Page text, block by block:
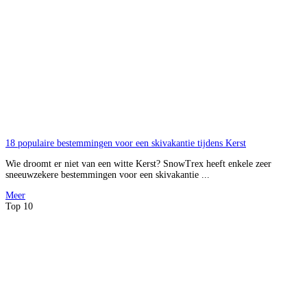
18 populaire bestemmingen voor een skivakantie tijdens Kerst
Wie droomt er niet van een witte Kerst? SnowTrex heeft enkele zeer
sneeuwzekere bestemmingen voor een skivakantie ...
Meer
Top 10